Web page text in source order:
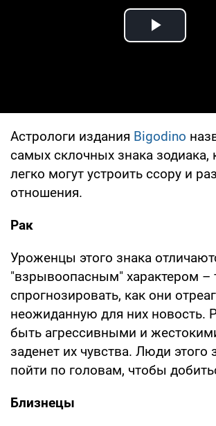
Play
Астрологи издания Bigodino
самых склочных знака зодиака,
легко могут устроить ссору и
отношения.
Рак
Уроженцы этого знака
"взрывоопасным" характером –
спрогнозировать, как они
неожиданную для них новость.
быть агрессивными и
заденет их чувства. Люди этого
пойти по головам, чтобы
Близнецы